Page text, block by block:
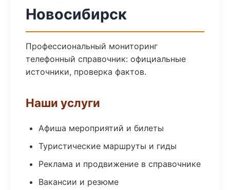
Новосибирск
Профессиональный мониторинг
телефонный справочник: официальные
источники, проверка фактов.
Наши услуги
Афиша мероприятий и билеты
Туристические маршруты и гиды
Реклама и продвижение в справочнике
Вакансии и резюме